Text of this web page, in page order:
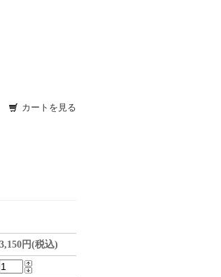
カートを見る
3,150円(税込)